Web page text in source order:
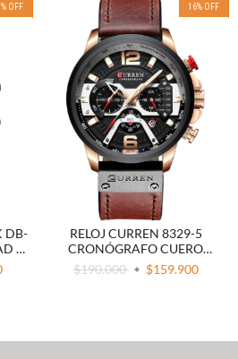
% OFF
DB-
Y
16% OFF
RELOJ CURREN 8329-5
CRONÓGRAFO CUERO
MARRÓN
$190.000 $159.900